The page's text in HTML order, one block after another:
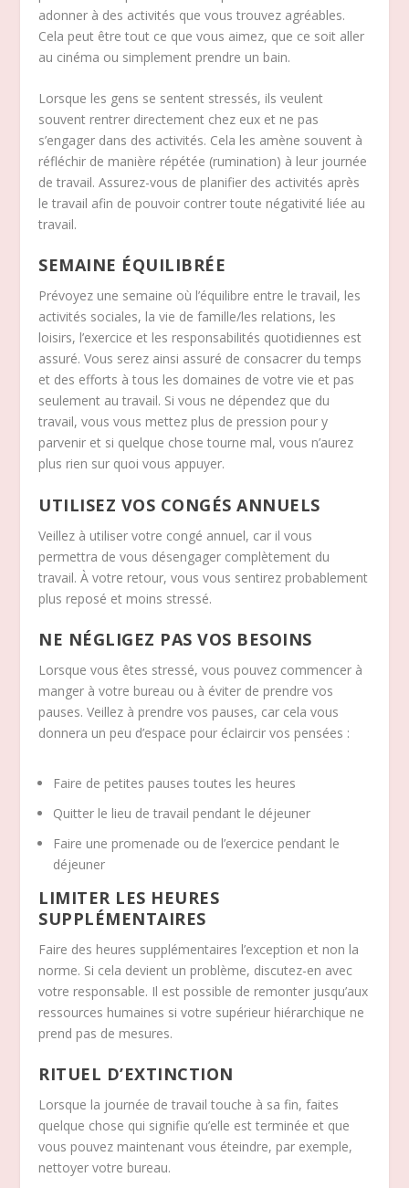
adonner à des activités que vous trouvez agréables.
Cela peut être tout ce que vous aimez, que ce soit aller
au cinéma ou simplement prendre un bain.
Lorsque les gens se sentent stressés, ils veulent
souvent rentrer directement chez eux et ne pas
s’engager dans des activités. Cela les amène souvent à
réfléchir de manière répétée (rumination) à leur journée
de travail. Assurez-vous de planifier des activités après
le travail afin de pouvoir contrer toute négativité liée au
travail.
SEMAINE ÉQUILIBRÉE
Prévoyez une semaine où l’équilibre entre le travail, les
activités sociales, la vie de famille/les relations, les
loisirs, l’exercice et les responsabilités quotidiennes est
assuré. Vous serez ainsi assuré de consacrer du temps
et des efforts à tous les domaines de votre vie et pas
seulement au travail. Si vous ne dépendez que du
travail, vous vous mettez plus de pression pour y
parvenir et si quelque chose tourne mal, vous n’aurez
plus rien sur quoi vous appuyer.
UTILISEZ VOS CONGÉS ANNUELS
Veillez à utiliser votre congé annuel, car il vous
permettra de vous désengager complètement du
travail. À votre retour, vous vous sentirez probablement
plus reposé et moins stressé.
NE NÉGLIGEZ PAS VOS BESOINS
Lorsque vous êtes stressé, vous pouvez commencer à
manger à votre bureau ou à éviter de prendre vos
pauses. Veillez à prendre vos pauses, car cela vous
donnera un peu d’espace pour éclaircir vos pensées :
Faire de petites pauses toutes les heures
Quitter le lieu de travail pendant le déjeuner
Faire une promenade ou de l’exercice pendant le
déjeuner
LIMITER LES HEURES
SUPPLÉMENTAIRES
Faire des heures supplémentaires l’exception et non la
norme. Si cela devient un problème, discutez-en avec
votre responsable. Il est possible de remonter jusqu’aux
ressources humaines si votre supérieur hiérarchique ne
prend pas de mesures.
RITUEL D’EXTINCTION
Lorsque la journée de travail touche à sa fin, faites
quelque chose qui signifie qu’elle est terminée et que
vous pouvez maintenant vous éteindre, par exemple,
nettoyer votre bureau.